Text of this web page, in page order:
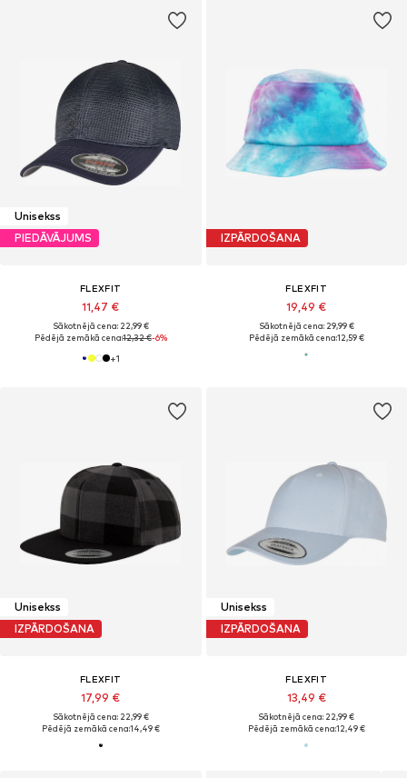
Unisekss
PIEDĀVĀJUMS
FLEXFIT
11,47 €
Sākotnējā cena: 22,99 €
Pēdējā zemākā cena:12,32 €-6%
+1
IZPĀRDOŠANA
FLEXFIT
19,49 €
Sākotnējā cena: 29,99 €
Pēdējā zemākā cena:12,59 €
Unisekss
IZPĀRDOŠANA
FLEXFIT
17,99 €
Sākotnējā cena: 22,99 €
Pēdējā zemākā cena:14,49 €
Unisekss
IZPĀRDOŠANA
FLEXFIT
13,49 €
Sākotnējā cena: 22,99 €
Pēdējā zemākā cena:12,49 €